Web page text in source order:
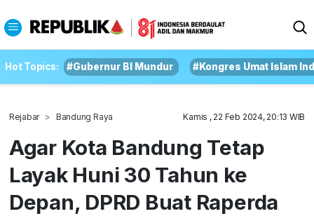
Hot Topics: #Gubernur BI Mundur #Kongres Umat Islam
Rejabar Bandung Raya Kamis , 22 Feb 2024, 20:13 WIB
Agar Kota Bandung Tetap
Layak Huni 30 Tahun ke
Depan, DPRD Buat Raperda